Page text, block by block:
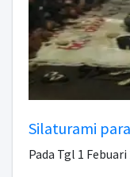
Silaturami
Pada Tgl 1